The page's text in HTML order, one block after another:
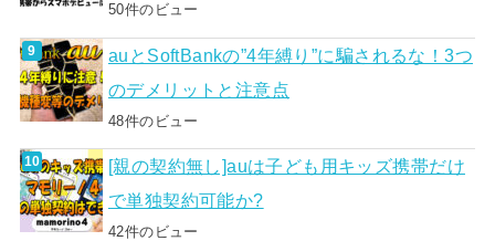
50件のビュー
auとSoftBankの”4年縛り”に騙されるな！3つ
のデメリットと注意点
48件のビュー
[親の契約無し]auは子ども用キッズ携帯だけ
で単独契約可能か?
42件のビュー